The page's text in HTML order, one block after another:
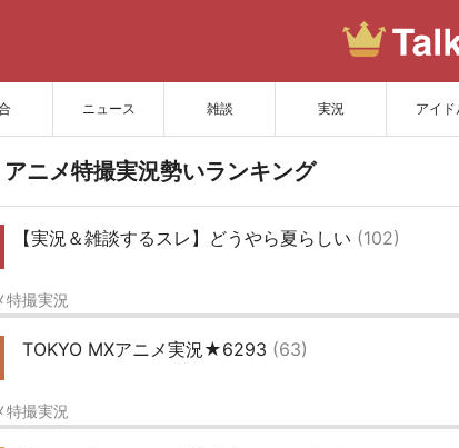
ニュース 雑談 実況 アイド
サイトを更新
アニメ特撮実況勢いランキング
【実況＆雑談するスレ】どうやら夏らしい (102)
特撮実況
TOKYO MXアニメ実況★6293 (63)
特撮実況